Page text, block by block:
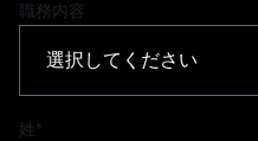
職務内容
姓*